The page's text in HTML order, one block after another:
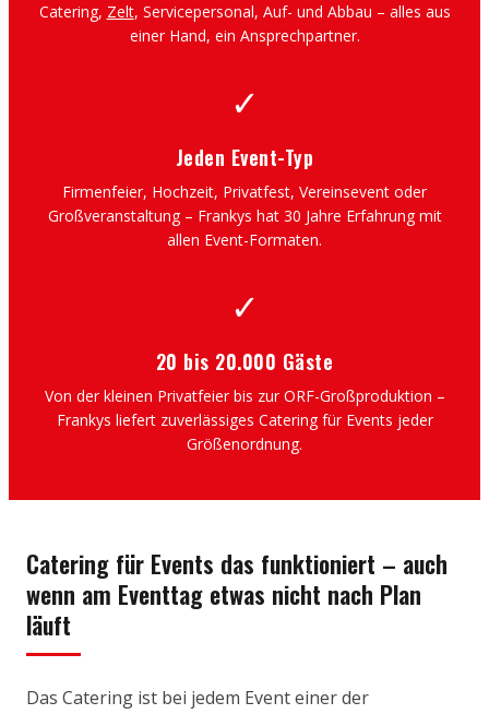
Catering, Zelt, Servicepersonal, Auf- und Abbau – alles aus
einer Hand, ein Ansprechpartner.
✓
Jeden Event-Typ
Firmenfeier, Hochzeit, Privatfest, Vereinsevent oder
Großveranstaltung – Frankys hat 30 Jahre Erfahrung mit
allen Event-Formaten.
✓
20 bis 20.000 Gäste
Von der kleinen Privatfeier bis zur ORF-Großproduktion –
Frankys liefert zuverlässiges Catering für Events jeder
Größenordnung.
Catering für Events das funktioniert – auch
wenn am Eventtag etwas nicht nach Plan
läuft
Das Catering ist bei jedem Event einer der